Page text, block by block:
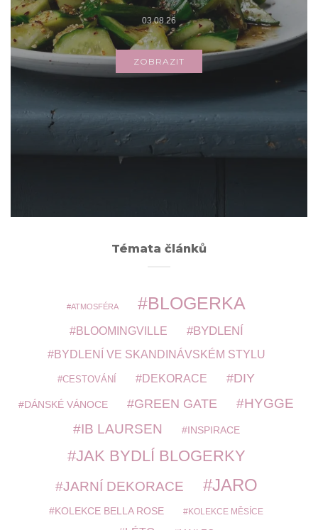
03.08.26
ZOBRAZIT
Archivy
Témata článků
ATMOSFÉRA BLOGERKA
BLOOMINGVILLE BYDLENÍ
BYDLENÍ VE SKANDINÁVSKÉM STYLU
CESTOVÁNÍ DEKORACE DIY
DÁNSKÉ VÁNOCE GREEN GATE HYGGE
IB LAURSEN INSPIRACE
JAK BYDLÍ BLOGERKY
JARNÍ DEKORACE JARO
KOLEKCE BELLA ROSE KOLEKCE MĚSÍCE